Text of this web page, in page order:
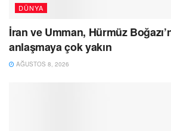
DÜNYA
İran ve Umman, Hürmüz
anlaşmaya çok yakın
AĞUSTOS 8, 2026